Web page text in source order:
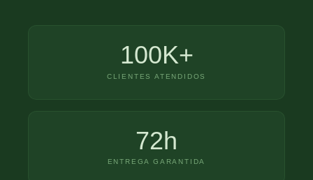
100K+
CLIENTES ATENDIDOS
72h
ENTREGA GARANTIDA